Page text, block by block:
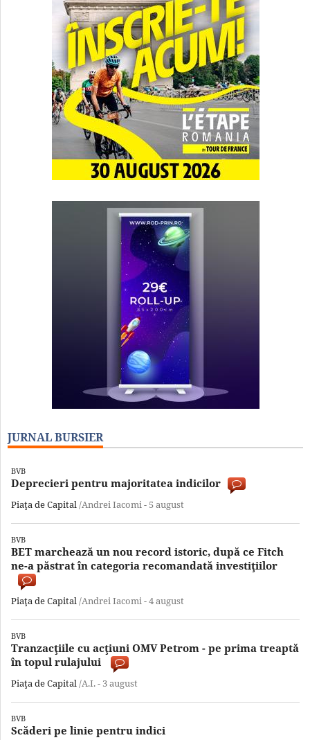
JURNAL BURSIER
BVB
Deprecieri pentru majoritatea indicilor
Piaţa de Capital/Andrei Iacomi - 5 august
BVB
BET marchează un nou record istoric, după ce Fitch
ne-a păstrat în categoria recomandată investiţiilor
Piaţa de Capital/Andrei Iacomi -4 august
BVB
Tranzacţiile cu acţiuni OMV Petrom - pe prima treaptă
în topul rulajului
Piaţa de Capital/A.I. - 3 august
BVB
Scăderi pe linie pentru indici